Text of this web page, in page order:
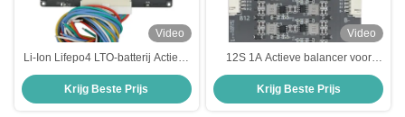
Video
Li-Ion Lifepo4 LTO-batterij Actieve
balancer 5A 9S - 12S Voor
industriële energieopslag
Krijg Beste Prijs
Video
12S 1A Actieve balancer voor
AGV Auto Inductieve accu Actieve
balancer Support Cascade
Krijg Beste Prijs